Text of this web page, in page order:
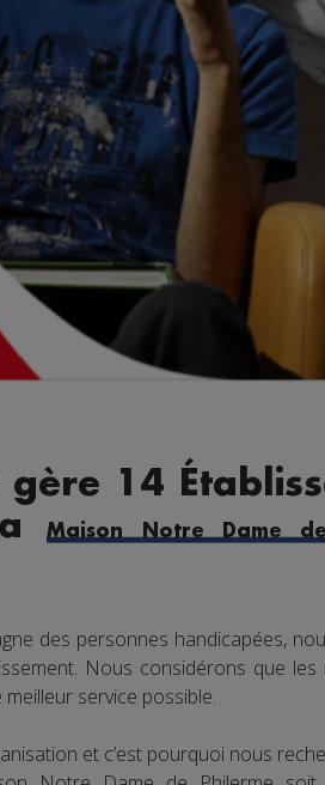
gère 14
laMaison Notre Dame
des personnes handicapées,
Nous considérons que
service possible.
et c’est pourquoi nous